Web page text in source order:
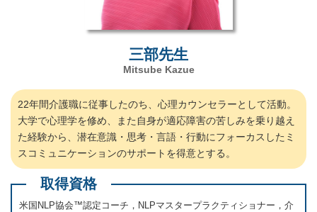
三部先生
Mitsube Kazue
22年間介護職に従事したのち、心理カウンセラーとして活動。
大学で心理学を修め、また自身が適応障害の苦しみを乗り越え
た経験から、潜在意識・思考・言語・行動にフォーカスしたミ
スコミュニケーションのサポートを得意とする。
取得資格
米国NLP協会™認定コーチ，NLPマスタープラクティショナー，介